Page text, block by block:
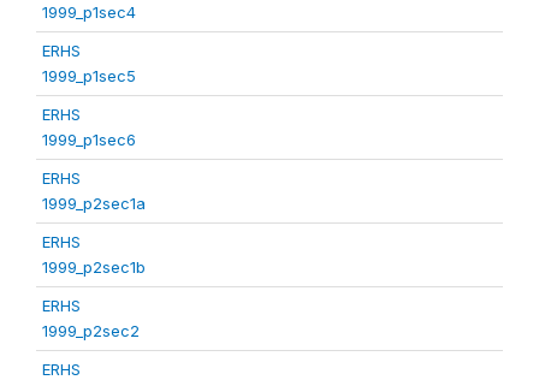
1999_p1sec4
ERHS
1999_p1sec5
ERHS
1999_p1sec6
ERHS
1999_p2sec1a
ERHS
1999_p2sec1b
ERHS
1999_p2sec2
ERHS